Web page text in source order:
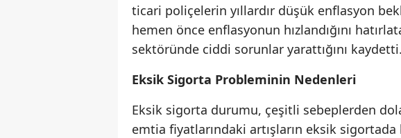
ticari poliçelerin yıllardır düşük enflasyon
hemen önce enflasyonun hızlandığını
sektöründe ciddi sorunlar yarattığını kaydetti.
Eksik Sigorta Probleminin Nedenleri
Eksik sigorta durumu, çeşitli sebeplerden
emtia fiyatlarındaki artışların eksik